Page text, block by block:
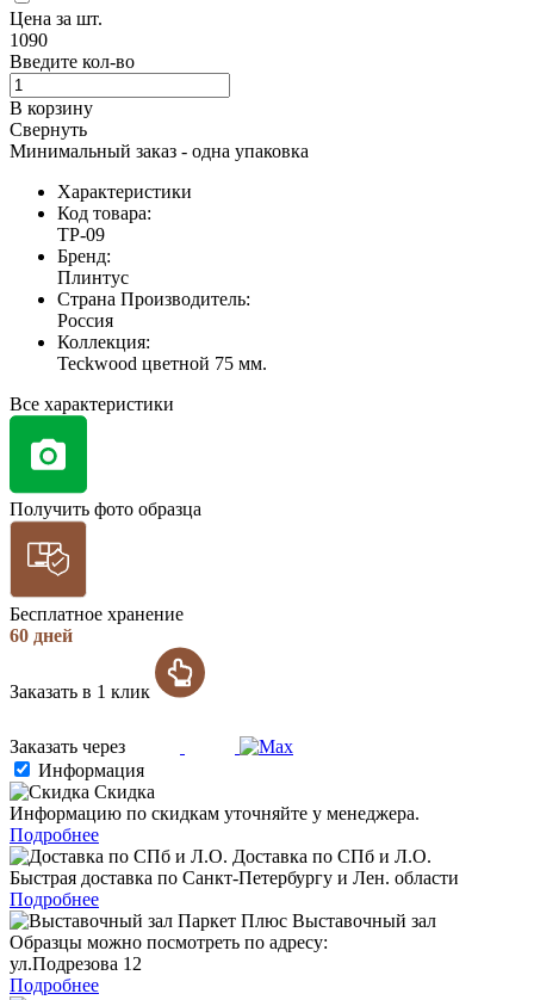
Цена за шт.
1090
Введите кол-во
В корзину
Свернуть
Минимальный заказ - одна упаковка
Характеристики
Код товара:
TP-09
Бренд:
Плинтус
Страна Производитель:
Россия
Коллекция:
Teckwood цветной 75 мм.
Все характеристики
Получить фото образца
Бесплатное хранение
60 дней
Заказать в 1 клик
Заказать через
Информация
Скидка
Информацию по скидкам уточняйте у менеджера.
Подробнее
Доставка по СПб и Л.О.
Быстрая доставка по Санкт-Петербургу и Лен. области
Подробнее
Выставочный зал
Образцы можно посмотреть по адресу:
ул.Подрезова 12
Подробнее